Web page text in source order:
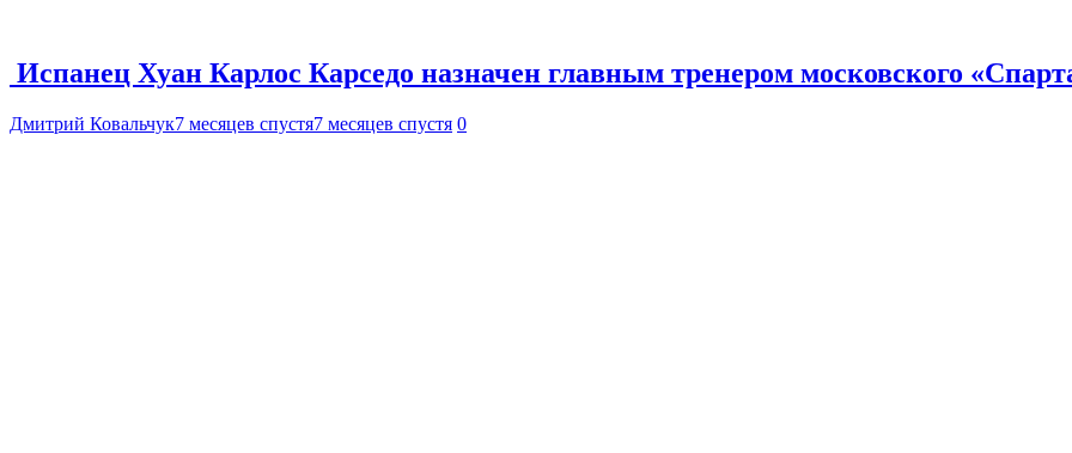
Испанец Хуан Карлос Карседо назначен главным тренером московского
Дмитрий Ковальчук7 месяцев спустя7 месяцев спустя 0